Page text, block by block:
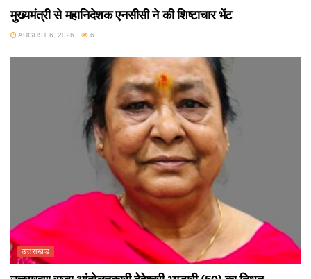
मुख्यमंत्री से महानिदेशक एनसीसी ने की शिष्टाचार भेंट
AUGUST 6, 2026 6
उत्तराखंड